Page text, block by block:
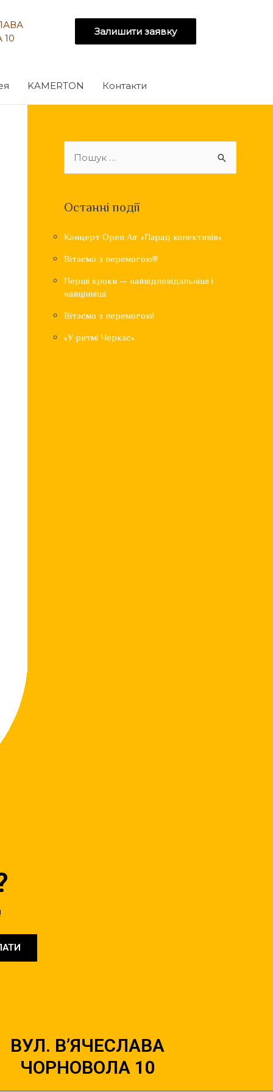
Залишити заявку
KAMERTON Контакти
Останні події
Концерт Open Air «Парад колективів»
Вітаємо з перемогою!!!
Перші кроки — найвідповідальніші і
найцінніші
Вітаємо з перемогою!
«У ритмі Черкас»
ВУЛ. В’ЯЧЕСЛАВА
ЧОРНОВОЛА 10